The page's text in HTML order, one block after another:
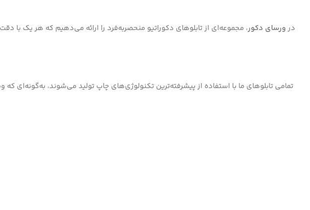
در ورسای دکور، مجموعه‌ای از تابلوهای دکوراتیو منحصر‌به‌فرد را ارائه می‌دهیم که هر یک با
تمامی تابلوهای ما با استفاده از پیشرفته‌ترین تکنولوژی‌های چاپ تولید می‌شوند،